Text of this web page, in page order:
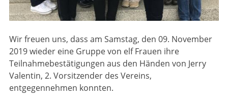
Wir freuen uns, dass am Samstag, den 09. November
2019 wieder eine Gruppe von elf Frauen ihre
Teilnahmebe­stätigungen aus den Händen von Jerry
Valentin, 2. Vorsitzender des Vereins,
entgegennehmen konnten.